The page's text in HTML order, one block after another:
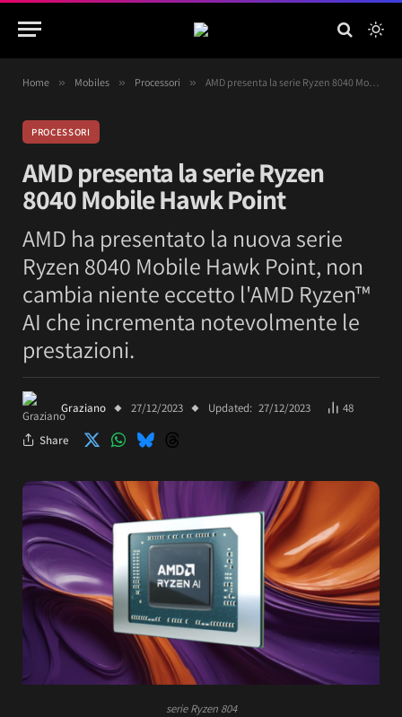
Home » Mobiles » Processori » AMD presenta la serie Ryzen 8040 Mobile Hawk Point
PROCESSORI
AMD presenta la serie Ryzen
8040 Mobile Hawk Point
AMD ha presentato la nuova serie
Ryzen 8040 Mobile Hawk Point, non
cambia niente eccetto l'AMD Ryzen™
AI che incrementa notevolmente le
prestazioni.
Graziano 27/12/2023 Updated: 27/12/2023 48
Share
serie Ryzen 804